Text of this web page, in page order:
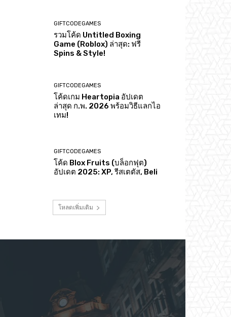
GIFTCODEGAMES
รวมโค้ด Untitled Boxing
Game (Roblox) ล่าสุด: ฟรี
Spins & Style!
GIFTCODEGAMES
โค้ดเกม Heartopia อัปเดต
ล่าสุด ก.พ. 2026 พร้อมวิธีแลกไอ
เทม!
GIFTCODEGAMES
โค้ด Blox Fruits (บล็อกฟุต)
อัปเดต 2025: XP, รีสเตตัส, Beli
โหลดเพิ่มเติม